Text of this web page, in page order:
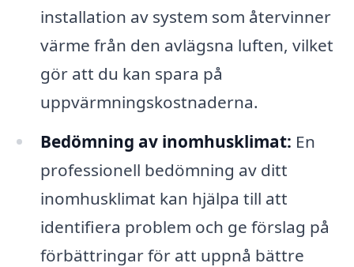
installation av system som återvinner
värme från den avlägsna luften, vilket
gör att du kan spara på
uppvärmningskostnaderna.
Bedömning av inomhusklimat: En
professionell bedömning av ditt
inomhusklimat kan hjälpa till att
identifiera problem och ge förslag på
förbättringar för att uppnå bättre